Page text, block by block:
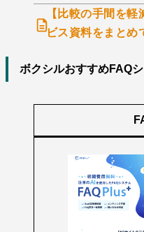
【比較の手間を
ビス資料をまとめ
ボクシルおすすめFAQ